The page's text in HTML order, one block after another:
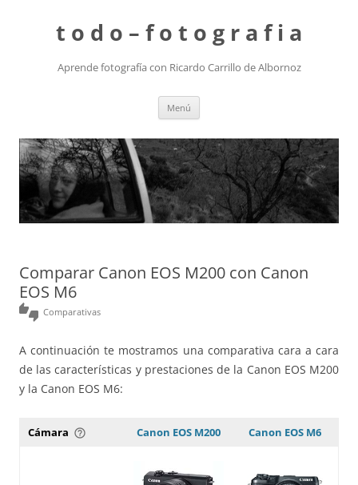
t o d o – f o t o g r a f i a
Aprende fotografía con Ricardo Carrillo de Albornoz
Menú
Comparar Canon EOS M200 con Canon
EOS M6
thumbs_up_down Comparativas
A continuación te mostramos una comparativa cara a cara
de las características y prestaciones de la Canon EOS M200
y la Canon EOS M6:
Cámara help_outline Canon EOS M200 Canon EOS M6